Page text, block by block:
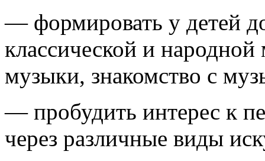
— формировать у детей
классической и
музыки, знакомство с
— пробудить интерес к
через различные виды